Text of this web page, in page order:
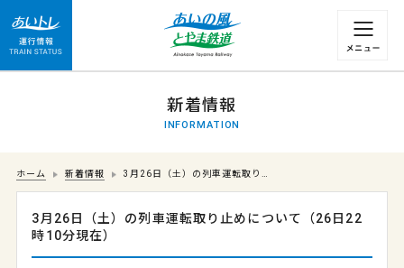
運行情報 列車の遅れ情報等についてはこちら
新着情報
INFORMATION
ホーム 新着情報 3月26日（土）の列車運転取り…
3月26日（土）の列車運転取り止めについて（26日22
時10分現在）